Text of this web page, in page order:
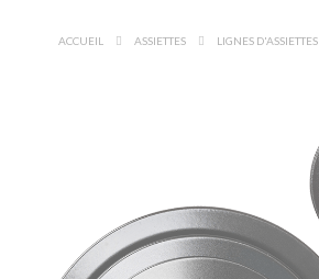
ACCUEIL ASSIETTES LIGNES D'ASSIETTES